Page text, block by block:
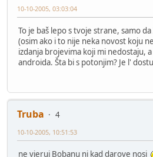
10-10-2005, 03:03:04
To je baš lepo s tvoje strane, samo
(osim ako i to nije neka novost koju
izdanja brojevima koji mi nedostaju,
androida. Šta bi s potonjim? Je l'
Truba
4
10-10-2005, 10:51:53
ne vjeruj Bobanu ni kad darove nosi